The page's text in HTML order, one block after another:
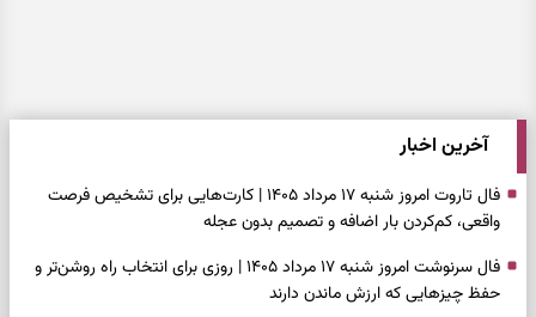
آخرین اخبار
فال تاروت امروز شنبه ۱۷ مرداد ۱۴۰۵ | کارت‌هایی برای تشخیص فرصت
واقعی، کم‌کردن بار اضافه و تصمیم بدون عجله
فال سرنوشت امروز شنبه ۱۷ مرداد ۱۴۰۵ | روزی برای انتخاب راه روشن‌تر و
حفظ چیزهایی که ارزش ماندن دارند